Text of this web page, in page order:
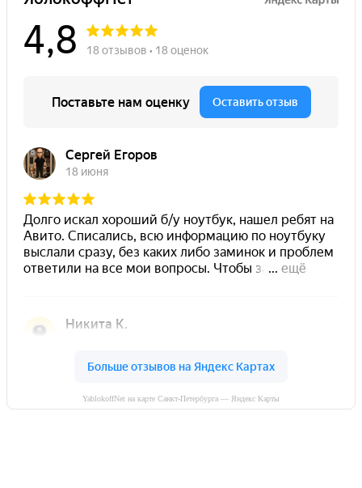
YablokoffNet на карте Санкт-Петербурга — Яндекс Карты